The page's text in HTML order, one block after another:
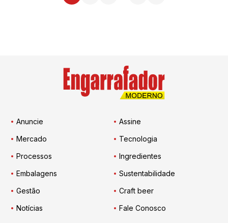
Anuncie
Assine
Mercado
Tecnologia
Processos
Ingredientes
Embalagens
Sustentabilidade
Gestão
Craft beer
Notícias
Fale Conosco